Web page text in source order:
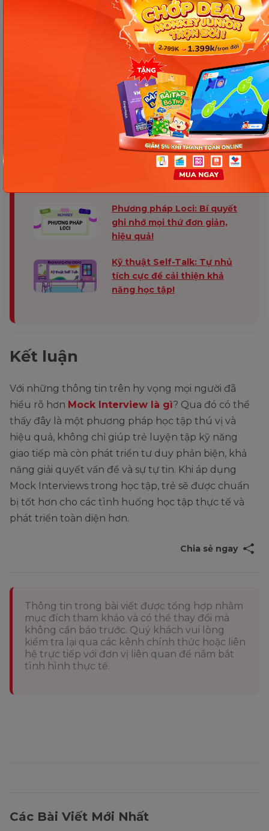
Không bắt buộc. Phụ huynh hoặc giáo viên có thể
thực hiện Mock Interview, nhưng nếu có người
hướng dẫn chuyên nghiệp, trẻ sẽ nhận được phản
hồi chi tiết và chính xác hơn.
Các bài viết không thể bỏ lỡ
Visual Thinking là gì? Bí
quyết giúp trẻ ghi nhớ bằng
hình ảnh hiệu quả
Phương pháp Loci: Bí quyết
ghi nhớ mọi thứ đơn giản,
hiệu quả!
Kỹ thuật Self-Talk: Tự nhủ
tích cực để cải thiện khả
năng học tập!
Kết luận
Với những thông tin trên hy vọng mọi người đã
hiểu rõ hơn Mock Interview là gì? Qua đó có thể
thấy đây là một phương pháp học tập thú vị và
hiệu quả, không chỉ giúp trẻ luyện tập kỹ năng
giao tiếp mà còn phát triển tư duy phản biện, khả
năng giải quyết vấn đề và sự tự tin. Khi áp dụng
Mock Interviews trong học tập, trẻ sẽ được chuẩn
bị tốt hơn cho các tình huống học tập thực tế và
phát triển toàn diện hơn.
Chia sẻ ngay
Thông tin trong bài viết được tổng hợp nhằm
mục đích tham khảo và có thể thay đổi mà
không cần báo trước. Quý khách vui lòng
kiểm tra lại qua các kênh chính thức hoặc liên
hệ trực tiếp với đơn vị liên quan để nắm bắt
tình hình thực tế.
Các Bài Viết Mới Nhất